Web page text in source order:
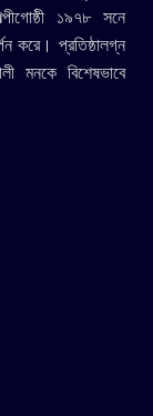
১৯৭৮ সনে
করে। প্রতিষ্ঠালগ্ন
মনকে বিশেষভাবে